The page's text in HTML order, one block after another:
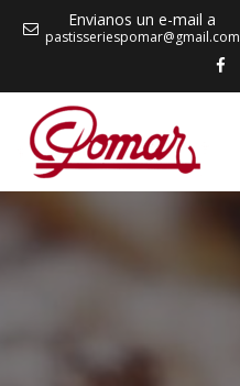
Envianos un e-mail a
pastisseriespomar@gmail.com